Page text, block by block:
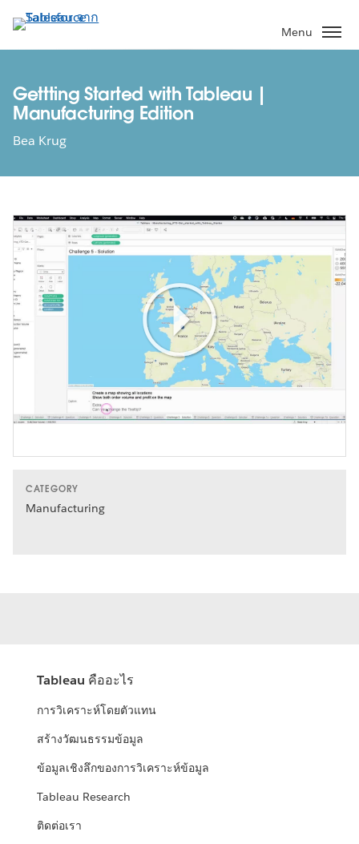
ไป
ที่
หลัก
Menu
Gettting Started with Tableau |
Manufacturing Edition
Bea Krug
Play
Video
CATEGORY
Manufacturing
Tableau คืออะไร
การวิเคราะห์โดยตัวแทน
สร้างวัฒนธรรมข้อมูล
ข้อมูลเชิงลึกของการวิเคราะห์ข้อมูล
Tableau Research
ติดต่อเรา